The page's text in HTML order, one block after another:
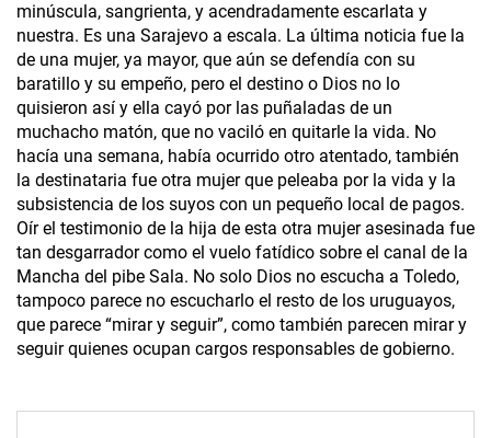
minúscula, sangrienta, y acendradamente escarlata y
nuestra. Es una Sarajevo a escala. La última noticia fue la
de una mujer, ya mayor, que aún se defendía con su
baratillo y su empeño, pero el destino o Dios no lo
quisieron así y ella cayó por las puñaladas de un
muchacho matón, que no vaciló en quitarle la vida. No
hacía una semana, había ocurrido otro atentado, también
la destinataria fue otra mujer que peleaba por la vida y la
subsistencia de los suyos con un pequeño local de pagos.
Oír el testimonio de la hija de esta otra mujer asesinada fue
tan desgarrador como el vuelo fatídico sobre el canal de la
Mancha del pibe Sala. No solo Dios no escucha a Toledo,
tampoco parece no escucharlo el resto de los uruguayos,
que parece “mirar y seguir”, como también parecen mirar y
seguir quienes ocupan cargos responsables de gobierno.